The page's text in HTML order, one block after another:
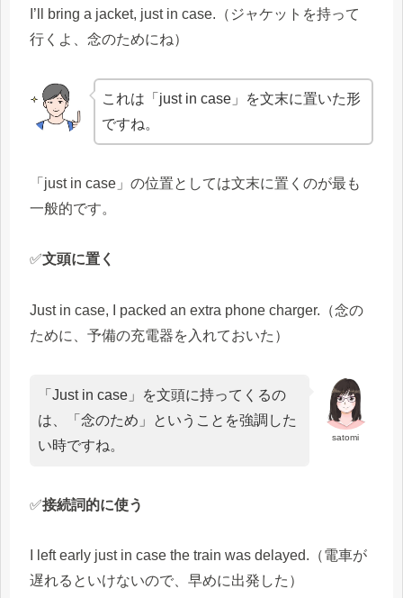
I’ll bring a jacket, just in case.（ジャケットを持って
行くよ、念のためにね）
これは「just in case」を文末に置いた形
ですね。
「just in case」の位置としては文末に置くのが最も
一般的です。
✅文頭に置く
Just in case, I packed an extra phone charger.（念の
ために、予備の充電器を入れておいた）
satomi
「Just in case」を文頭に持ってくるの
は、「念のため」ということを強調した
い時ですね。
✅接続詞的に使う
I left early just in case the train was delayed.（電車が
遅れるといけないので、早めに出発した）